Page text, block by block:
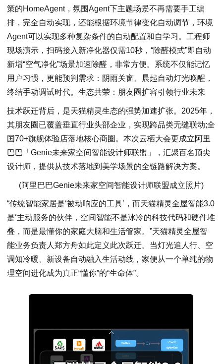
策的HomeAgent，氛围Agent下主题场景不再需要手工编
排，完全自动实现，还能根据环境节律变化自动调节，环境
Agent可以实现多种复杂条件的自动配置和自学习。工程师
现场演示，扫码接入新净化器仅需10秒，“除醛模式”即自动
新增“空气净化”场景加速除醛，非常方便。系统不仅能记忆
用户习惯，更能预判需求：阴雨关窗、晨起自动灯光唤醒，
终结手动调试时代。生态共荣：朋友圈扩容引领行业未来
技术跃迁背后，是天猫精灵生态的强势加速扩张。2025年，
其朋友圈已覆盖垂直行业头部企业，实现跨品类无缝联动;全
国70+旗舰体验店落地核心商圈。本次云栖大会更成立阿里
巴巴「Genie未来家空间智能设计师联盟」，汇聚百名顶尖
设计师，提供从技术落地到美学场景的全链路解决方案。
(阿里巴巴Genie未来家空间智能设计师联盟成立照片)
“传统智能家居是‘被动响应的工具’，而天猫精灵全屋智能3.0
是‘主动服务的伙伴，空间智能不是冰冷的科技代码和硬件堆
叠，而是最懂你的家庭大脑和生活管家。”天猫精灵全屋智
能业务负责人郑方舟如此定义此次跃迁。当灯光追人行、空
调知冷暖、新设备自动融入生活动线，家便从一个单纯的物
理空间进化成为真正“懂你”的“生命体”。